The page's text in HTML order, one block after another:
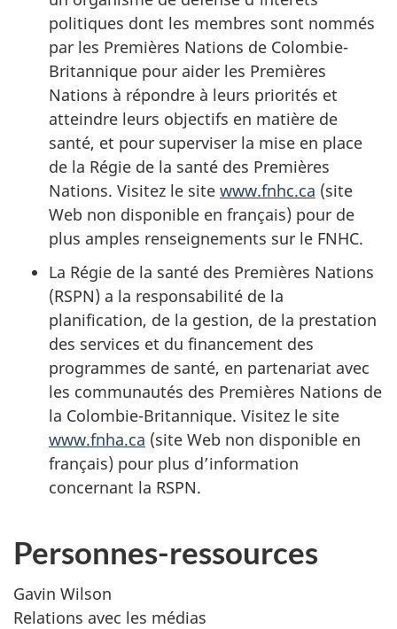
politiques dont les membres sont nommés
par les Premières Nations de Colombie-
Britannique pour aider les Premières
Nations à répondre à leurs priorités et
atteindre leurs objectifs en matière de
santé, et pour superviser la mise en place
de la Régie de la santé des Premières
Nations. Visitez le site www.fnhc.ca (site
Web non disponible en français) pour de
plus amples renseignements sur le FNHC.
La Régie de la santé des Premières Nations
(RSPN) a la responsabilité de la
planification, de la gestion, de la prestation
des services et du financement des
programmes de santé, en partenariat avec
les communautés des Premières Nations de
la Colombie-Britannique. Visitez le site
www.fnha.ca (site Web non disponible en
français) pour plus d’information
concernant la RSPN.‎
Personnes-ressources
Gavin Wilson
Relations avec les médias